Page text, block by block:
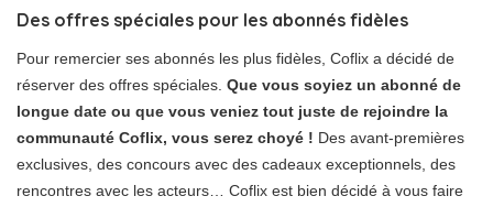
Des offres spéciales pour les abonnés fidèles
Pour remercier ses abonnés les plus fidèles, Coflix a décidé de
réserver des offres spéciales. Que vous soyiez un abonné de
longue date ou que vous veniez tout juste de rejoindre la
communauté Coflix, vous serez choyé ! Des avant-premières
exclusives, des concours avec des cadeaux exceptionnels, des
rencontres avec les acteurs… Coflix est bien décidé à vous faire